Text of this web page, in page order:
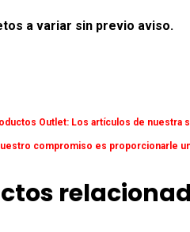
a variar sin previo aviso.
Outlet: Los artículos de nuestra
compromiso es proporcionarle